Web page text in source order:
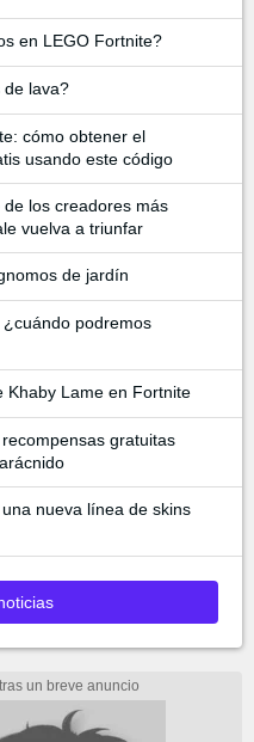
en LEGO Fortnite?
de lava?
cómo obtener el
usando este código
los creadores más
vuelva a triunfar
de jardín
podremos
Khaby Lame en Fortnite
gratuitas
nueva línea de skins